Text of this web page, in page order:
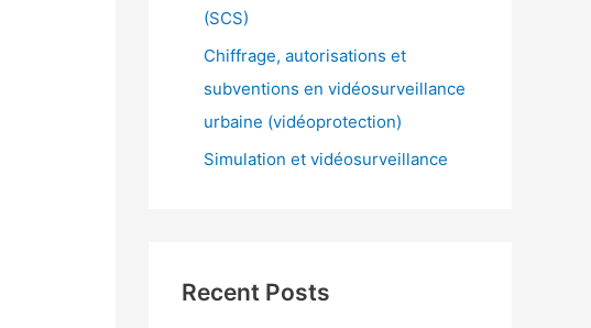
(SCS)
Chiffrage, autorisations et
subventions en vidéosurveillance
urbaine (vidéoprotection)
Simulation et vidéosurveillance
Recent Posts